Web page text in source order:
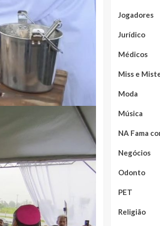
Jogadores
Jurídico
Médicos
Miss e
Moda
Música
NA Fama
Negócios
Odonto
PET
Religião